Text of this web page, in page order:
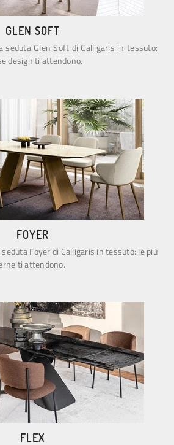
GLEN SOFT
seduta Glen Soft di Calligaris in tessuto:
design ti attendono.
FOYER
seduta Foyer di Calligaris in tessuto: le più
ti attendono.
FLEX